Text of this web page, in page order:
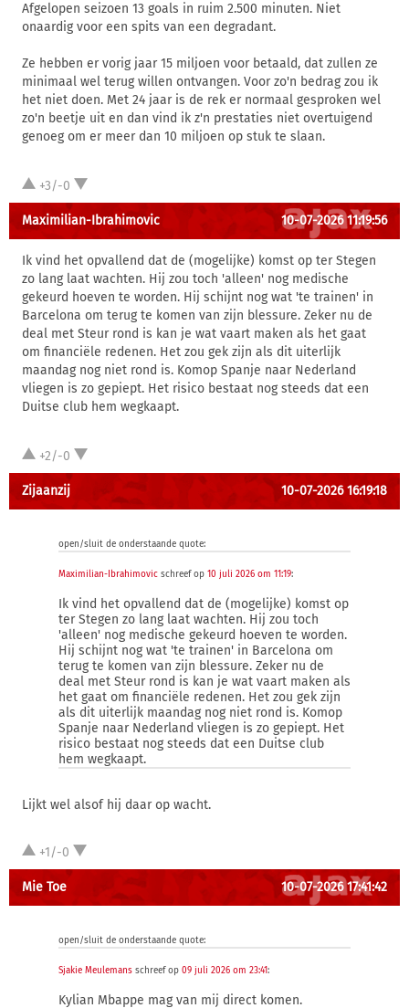
Afgelopen seizoen 13 goals in ruim 2.500 minuten. Niet
onaardig voor een spits van een degradant.
Ze hebben er vorig jaar 15 miljoen voor betaald, dat zullen ze
minimaal wel terug willen ontvangen. Voor zo'n bedrag zou ik
het niet doen. Met 24 jaar is de rek er normaal gesproken wel
zo'n beetje uit en dan vind ik z'n prestaties niet overtuigend
genoeg om er meer dan 10 miljoen op stuk te slaan.
+3/-0
Maximilian-Ibrahimovic 10-07-2026 11:19:56
Ik vind het opvallend dat de (mogelijke) komst op ter Stegen
zo lang laat wachten. Hij zou toch 'alleen' nog medische
gekeurd hoeven te worden. Hij schijnt nog wat 'te trainen' in
Barcelona om terug te komen van zijn blessure. Zeker nu de
deal met Steur rond is kan je wat vaart maken als het gaat
om financiële redenen. Het zou gek zijn als dit uiterlijk
maandag nog niet rond is. Komop Spanje naar Nederland
vliegen is zo gepiept. Het risico bestaat nog steeds dat een
Duitse club hem wegkaapt.
+2/-0
Zijaanzij 10-07-2026 16:19:18
open/sluit de onderstaande quote:
Maximilian-Ibrahimovic schreef op 10 juli 2026 om 11:19:
Ik vind het opvallend dat de (mogelijke) komst op
ter Stegen zo lang laat wachten. Hij zou toch
'alleen' nog medische gekeurd hoeven te worden.
Hij schijnt nog wat 'te trainen' in Barcelona om
terug te komen van zijn blessure. Zeker nu de
deal met Steur rond is kan je wat vaart maken als
het gaat om financiële redenen. Het zou gek zijn
als dit uiterlijk maandag nog niet rond is. Komop
Spanje naar Nederland vliegen is zo gepiept. Het
risico bestaat nog steeds dat een Duitse club
hem wegkaapt.
Lijkt wel alsof hij daar op wacht.
+1/-0
Mie Toe 10-07-2026 17:41:42
open/sluit de onderstaande quote:
Sjakie Meulemans schreef op 09 juli 2026 om 23:41:
Kylian Mbappe mag van mij direct komen.